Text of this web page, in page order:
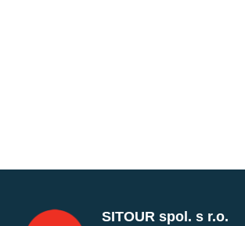
SITOUR spol. s r.o.